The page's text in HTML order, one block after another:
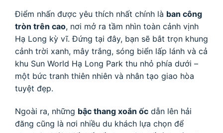
Điểm nhấn được yêu thích nhất chính là ban công
tròn trên cao, nơi mở ra tầm nhìn toàn cảnh vịnh
Hạ Long kỳ vĩ. Đứng tại đây, bạn sẽ bắt trọn khung
cảnh trời xanh, mây trắng, sóng biển lấp lánh và cả
khu Sun World Hạ Long Park thu nhỏ phía dưới –
một bức tranh thiên nhiên và nhân tạo giao hòa
tuyệt đẹp.
Ngoài ra, những bậc thang xoắn ốc dẫn lên hải
đăng cũng là nơi nhiều du khách lựa chọn để